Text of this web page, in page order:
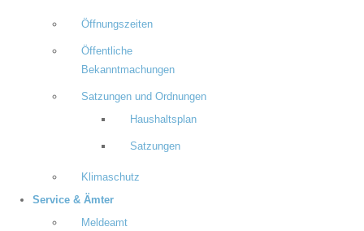
Öffnungszeiten
Öffentliche
Bekanntmachungen
Satzungen und Ordnungen
Haushaltsplan
Satzungen
Klimaschutz
Service & Ämter
Meldeamt